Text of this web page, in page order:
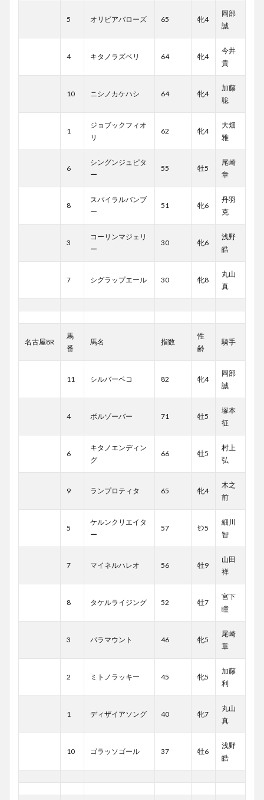
5 オリビアバローズ 65 牝4
岡部
誠
4 キタノラズベリ 64 牝4
今井
貴
10 ニシノカケハシ 64 牝4
加藤
聡
1
ジョブックフィオ
リ
62 牝4
大畑
雅
6
シングンジュピタ
ー
55 牡5
尾崎
章
8
スパイラルバンブ
ー
51 牝6
丹羽
克
3
コーリンマジェリ
ー
30 牝6
浅野
皓
7 シグラップエール 30 牝8
丸山
真
名古屋8R
馬
番
馬名 指数
性
齢
騎手
11 シルバーペコ 82 牝4
岡部
誠
4 ボルゾーバー 71 牡5
塚本
征
6
キタノエンディン
グ
66 牡5
村上
弘
9 ランプロティタ 65 牝4
木之
前
5
ケルンクリエイタ
ー
57 ｾﾝ5
細川
智
7 マイネルハレオ 56 牡9
山田
祥
8 タケルライジング 52 牡7
宮下
瞳
3 パラマウント 46 牝5
尾崎
章
2 ミトノラッキー 45 牝5
加藤
利
1 ディザイアソング 40 牝7
丸山
真
10 ゴラッソゴール 37 牡6
浅野
皓